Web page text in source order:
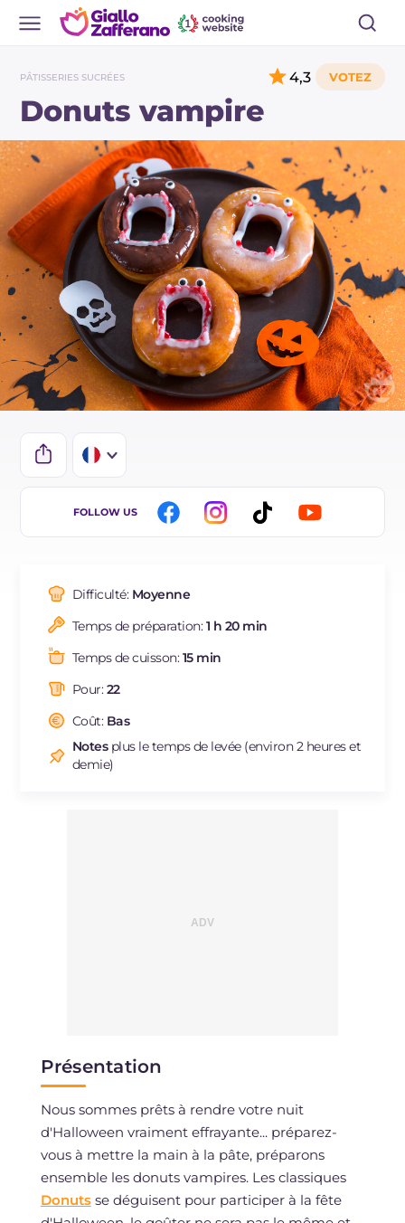
PÂTISSERIES SUCRÉES
Donuts vampire
4,3
IT
ES
BR
FOLLOW US
Difficulté: Moyenne
Temps de préparation:1 h 20 min
Temps de cuisson:15 min
Pour:22
Coût: Bas
Notesplus le temps de levée (environ 2 heures et
demie)
Présentation
Nous sommes prêts à rendre votre nuit
d'Halloween vraiment effrayante... préparez-
vous à mettre la main à la pâte, préparons
ensemble les donuts vampires. Les classiques
Donutsse déguisent pour participer à la fête